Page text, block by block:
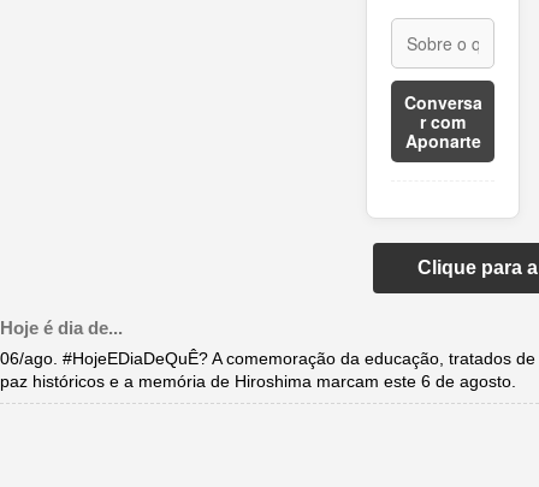
Conversa
r com
Aponarte
Clique para
Hoje é dia de...
06/ago. #HojeEDiaDeQuÊ? A comemoração da educação, tratados de
paz históricos e a memória de Hiroshima marcam este 6 de agosto.